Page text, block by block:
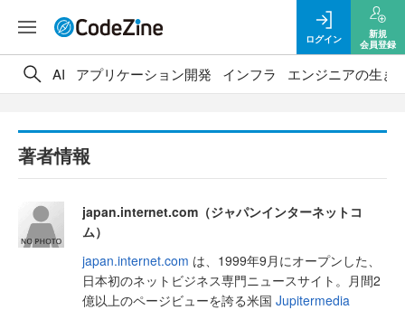
ログイン
新規
会員登録
AI アプリケーション開発 インフラ エンジニアの生き
著者情報
japan.internet.com（ジャパンインターネットコ
ム）
japan.internet.com は、1999年9月にオープンした、
日本初のネットビジネス専門ニュースサイト。月間2
億以上のページビューを誇る米国Jupitermedia